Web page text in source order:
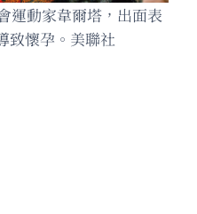
運動家韋爾塔，出面表
致懷孕。美聯社